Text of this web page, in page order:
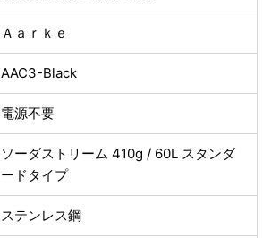
‎Ａａｒｋｅ
‎AAC3-Black
‎電源不要
ソーダストリーム 410g / 60L スタンダ
ードタイプ
ステンレス鋼